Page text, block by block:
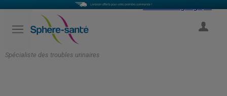
Spécialiste des troubles urinaires
Select Language